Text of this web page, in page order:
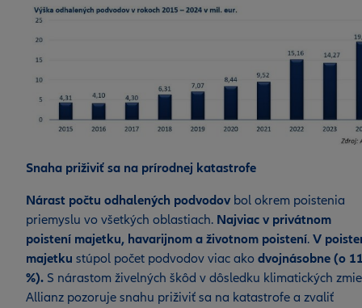
Snaha priživiť sa na prírodnej katastrofe
Nárast počtu odhalených podvodov bol okrem poistenia
priemyslu vo všetkých oblastiach. Najviac v privátnom
poistení majetku, havarijnom a životnom poistení. V
majetku stúpol počet podvodov viac ako dvojnásobne (o
%). S nárastom živelných škôd v dôsledku klimatických
Allianz pozoruje snahu priživiť sa na katastrofe a zvaliť